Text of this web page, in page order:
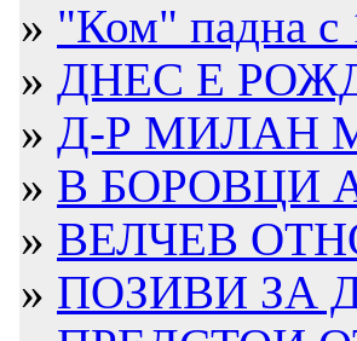
» "Ком" падна с
» ДНЕС Е
» Д-Р МИЛАН
» В БОРОВЦИ
» ВЕЛЧЕВ
» ПОЗИВИ ЗА